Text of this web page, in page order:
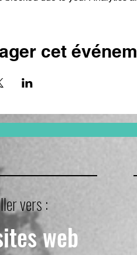
cet
vers :
web